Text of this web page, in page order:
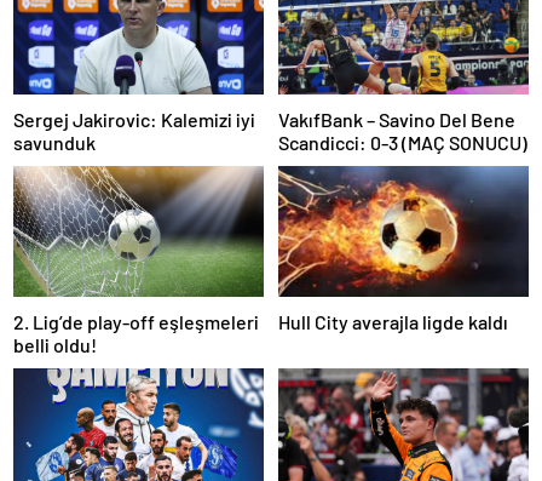
Sergej Jakirovic: Kalemizi iyi
savunduk
VakıfBank – Savino Del Bene
Scandicci: 0-3 (MAÇ SONUCU)
2. Lig’de play-off eşleşmeleri
belli oldu!
Hull City averajla ligde kaldı